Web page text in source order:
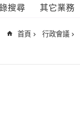
搜尋 其它業務
首頁 行政會議